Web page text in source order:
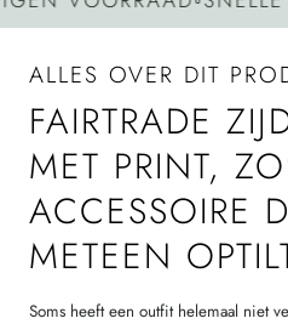
ALLES OVER DIT
FAIRTRADE
MET PRINT,
ACCESSOIRE
METEEN
Soms heeft een outfit helemaal niet